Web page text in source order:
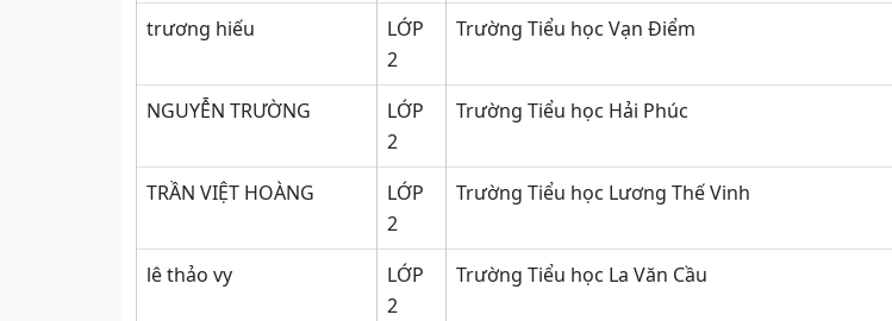
trương hiếu
LỚP
2
Trường Tiểu học Vạn Điểm
NGUYỄN TRƯỜNG
LỚP
2
Trường Tiểu học Hải Phúc
TRẦN VIỆT HOÀNG
LỚP
2
Trường Tiểu học Lương Thế Vinh
lê thảo vy
LỚP
2
Trường Tiểu học La Văn Cầu